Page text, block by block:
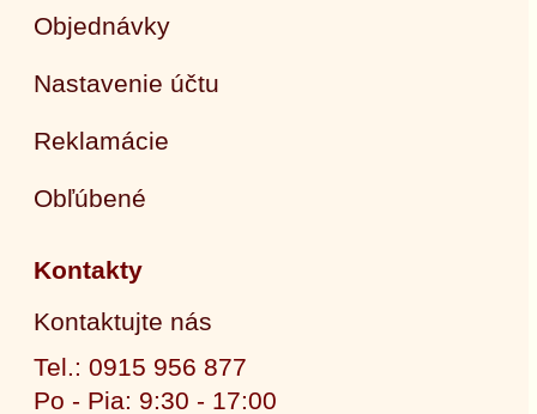
Objednávky
Nastavenie účtu
Reklamácie
Obľúbené
Kontakty
Kontaktujte nás
Tel.: 0915 956 877
Po - Pia: 9:30 - 17:00